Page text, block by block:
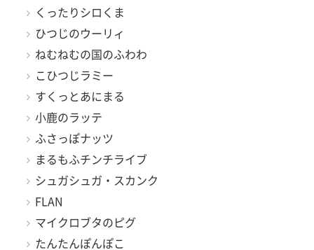
くったりシロくま
ひつじのウーリィ
ねむねむの国のふわわ
こひつじラミー
すくっとあにまる
小鹿のラッテ
ふさっぽナッツ
まるもふチンチライブ
シュガシュガ・スカンク
FLAN
マイクロブタのピグ
たんたんぽんぽこ